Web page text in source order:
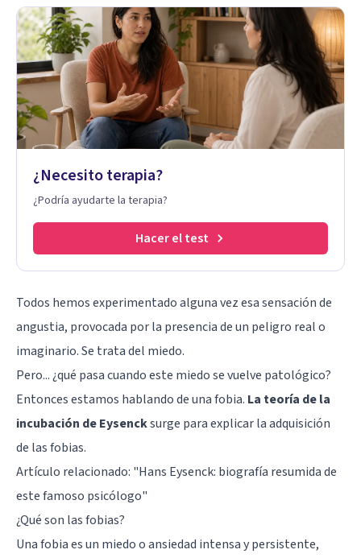
¿Necesito terapia?
¿Podría ayudarte la terapia?
Hacer el test
Todos hemos experimentado alguna vez esa sensación de
angustia, provocada por la presencia de un peligro real o
imaginario. Se trata del miedo.
Pero... ¿qué pasa cuando este miedo se vuelve patológico?
Entonces estamos hablando de una fobia. La teoría de la
incubación de Eysencksurge para explicar la adquisición
de las fobias.
Artículo relacionado: "Hans Eysenck: biografía resumida de
este famoso psicólogo"
¿Qué son las fobias?
Una fobia es un miedo o ansiedad intensa y persistente,